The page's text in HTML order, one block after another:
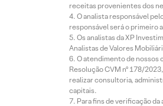
receitas provenientes dos
O analista responsável
responsável será o primeiro
Os analistas da XP
Analistas de Valores
O atendimento de nossos
Resolução CVM nº 178/
realizar consultoria,
capitais.
Para fins de verificação